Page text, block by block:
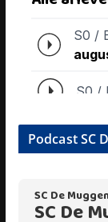
Podcast SC